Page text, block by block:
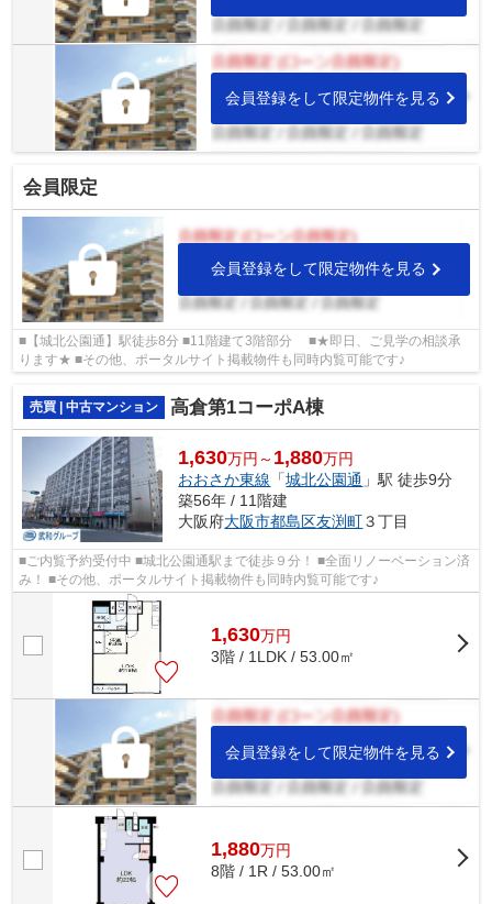
会員登録をして限定物件を見る
会員限定
会員登録をして限定物件を見る
■【城北公園通】駅徒歩8分 ■11階建て3階部分 ■★即日、ご見学の相談承
ります★ ■その他、ポータルサイト掲載物件も同時内覧可能です♪
売買 | 中古マンション 高倉第1コーポA棟
1,630万円～ 1,880万円
おおさか東線 「城北公園通 」駅 徒歩9分
築56年 / 11階建
大阪府大阪市都島区友渕町３丁目
■ご内覧予約受付中 ■城北公園通駅まで徒歩９分！ ■全面リノーベーション済
み！ ■その他、ポータルサイト掲載物件も同時内覧可能です♪
1,630万円
3階 / 1LDK / 53.00㎡
会員登録をして限定物件を見る
1,880万円
8階 / 1R / 53.00㎡